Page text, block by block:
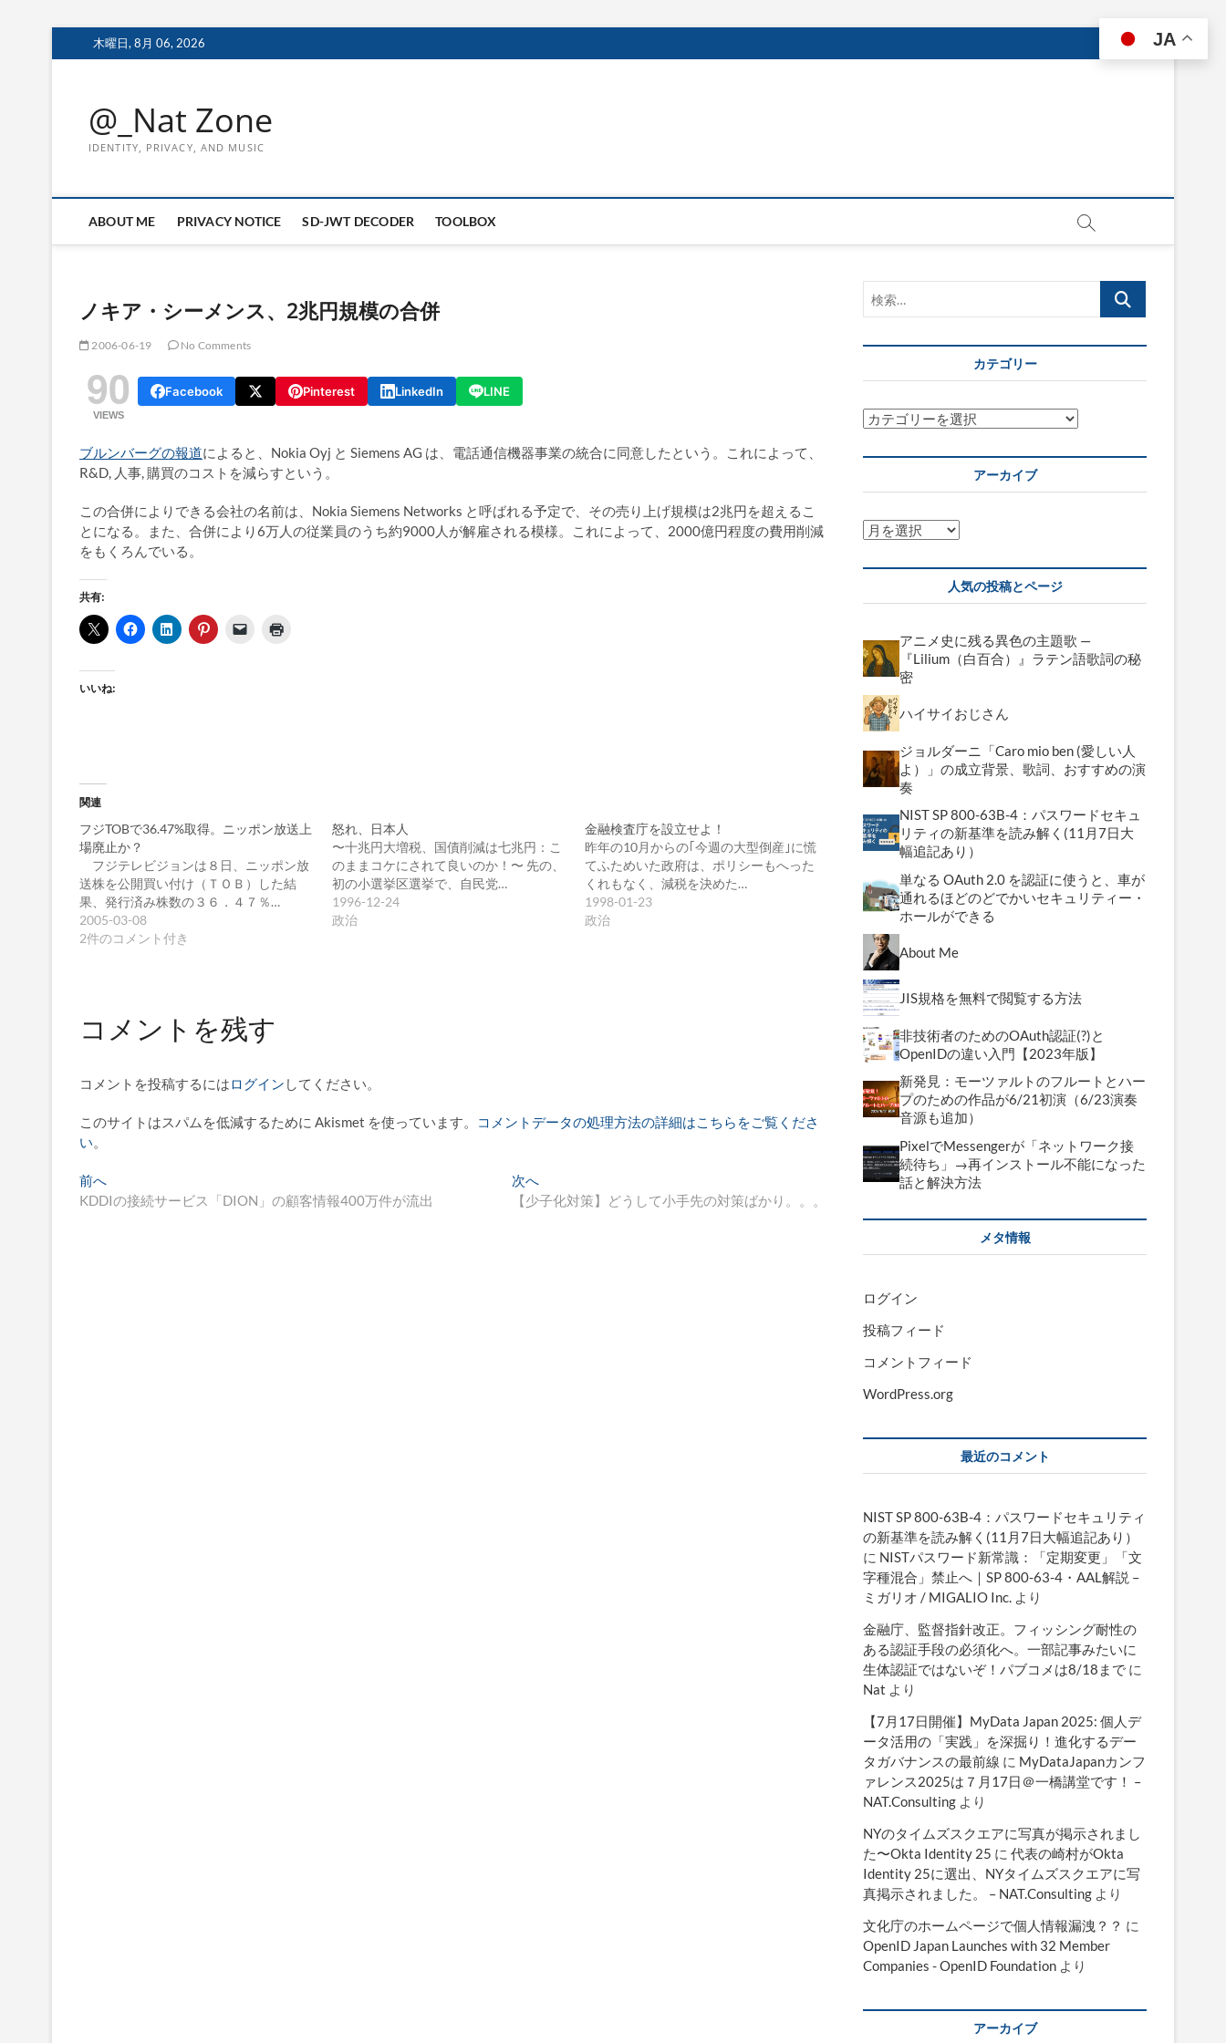
to
木曜日, 8月 06, 2026
@_Nat Zone
IDENTITY, PRIVACY, AND MUSIC
ABOUT ME PRIVACY NOTICE SD-JWT DECODER TOOLBOX
ノキア・シーメンス、2兆円規模の合併
2006-06-19 No Comments
90
VIEWS
Facebook Pinterest LinkedIn LINE
ブルンバーグの報道によると、Nokia Oyj と Siemens AG は、電話通信機器事業の統合に同意したという。これによって、
R&D, 人事, 購買のコストを減らすという。
この合併によりできる会社の名前は、Nokia Siemens Networks と呼ばれる予定で、その売り上げ規模は2兆円を超えるこ
とになる。また、合併により6万人の従業員のうち約9000人が解雇される模様。これによって、2000億円程度の費用削減
をもくろんでいる。
共有:
いいね:
関連
フジTOBで36.47%取得。ニッポン放送上
場廃止か？
フジテレビジョンは８日、ニッポン放
送株を公開買い付け（ＴＯＢ）した結
果、発行済み株数の３６．４７％…
2005-03-08
2件のコメント付き
怒れ、日本人
〜十兆円大増税、国債削減は七兆円：こ
のままコケにされて良いのか！〜 先の、
初の小選挙区選挙で、自民党…
1996-12-24
政治
金融検査庁を設立せよ！
昨年の10月からの｢今週の大型倒産｣に慌
てふためいた政府は、ポリシーもへった
くれもなく、減税を決めた…
1998-01-23
政治
コメントを残す
コメントを投稿するにはログイン してください。
このサイトはスパムを低減するために Akismet を使っています。
コメントデータの処理方法の詳細はこちらをご覧くださ
い。
投
稿
前へ
去
KDDIの接続サービス「DION」の顧客情報400万件が流出
次へ
の
【少子化対策】どうして小手先の対策ばかり。。。
索…
カテゴリー
カ
ゴ
ー
アーカイブ
ア
カ
ブ
人気の投稿とページ
アニメ史に残る異色の主題歌 —
『Lilium（白百合）』ラテン語歌詞の秘
密
ハイサイおじさん
ジョルダーニ「Caro mio ben (愛しい人
よ）」の成立背景、歌詞、おすすめの演
奏
NIST SP 800-63B-4：パスワードセキュ
リティの新基準を読み解く(11月7日大
幅追記あり）
単なる OAuth 2.0 を認証に使うと、車が
通れるほどのどでかいセキュリティー・
ホールができる
About Me
JIS規格を無料で閲覧する方法
非技術者のためのOAuth認証(?)と
OpenIDの違い入門【2023年版】
新発見：モーツァルトのフルートとハー
プのための作品が6/21初演（6/23演奏
音源も追加）
PixelでMessengerが「ネットワーク接
続待ち」→再インストール不能になった
話と解決方法
メタ情報
ログイン
投稿フィード
コメントフィード
WordPress.org
最近のコメント
NIST SP 800-63B-4：パスワードセキュリティ
の新基準を読み解く(11月7日大幅追記あり）
に NISTパスワード新常識：「定期変更」「文
字種混合」禁止へ｜SP 800-63-4・AAL解説 –
ミガリオ / MIGALIO Inc.
より
金融庁、監督指針改正。フィッシング耐性の
ある認証手段の必須化へ。一部記事みたいに
生体認証ではないぞ！パブコメは8/18まで に
Nat より
【7月17日開催】MyData Japan 2025: 個人デ
ータ活用の「実践」を深掘り！進化するデー
タガバナンスの最前線 に MyDataJapanカンフ
ァレンス2025は７月17日＠一橋講堂です！ –
NAT.Consulting より
NYのタイムズスクエアに写真が掲示されまし
た〜Okta Identity 25 に 代表の崎村がOkta
Identity 25に選出、NYタイムズスクエアに写
真掲示されました。 – NAT.Consulting より
文化庁のホームページで個人情報漏洩？？ に
OpenID Japan Launches with 32 Member
Companies - OpenID Foundation より
アーカイブ
JA